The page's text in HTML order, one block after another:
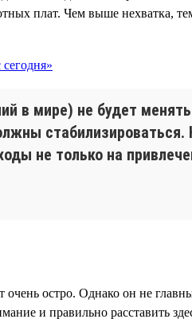
плат. Чем выше нехватка,
в мире) не будет
стабилизироваться.
не только на
очень остро. Однако он не
и правильно расставить